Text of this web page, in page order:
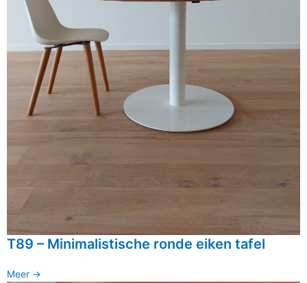
T89 – Minimalistische ronde eiken tafel
Meer ->